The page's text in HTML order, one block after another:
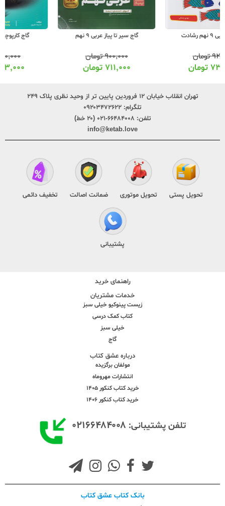
گاج سیر تا پیاز عربی 9 نهم
۷۱۱,۰۰۰
گاج کارپوچینو عربی 9 نهم
۵۱۳,۰۰۰
تهران انقلاب خیابان ۱۲ فروردین پایین تر از وحید نظری پلاک ۲۴۹
تلگرام: ۰۹۲۰۳۴۷۲۶۲۲
تلفن: ۶۶۴۸۴۰۰۸-۰۲۱ (۲۰ خط)
info@ketab.love
تحویل پستی تحویل موتوری ضمانت اصالت تخفیف دائمی
پشتیبانی
راهنمای خرید
خدمات مشتریان
زیست پینوکیو خیلی سبز
کتاب کمک درسی
خیلی سبز
گاج
درباره عشق کتاب
مولفان برگزیده
انتشارات مهروماه
خرید کتاب کنکور 1405
خرید کتاب کنکور 1406
تلفن پشتیبانی: ۰۲۱۶۶۴۸۴۰۰۸
بانک کتاب عشق کتاب